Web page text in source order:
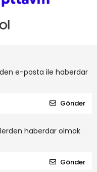
e-posta ile haberdar
Gönder
haberdar olmak
Gönder